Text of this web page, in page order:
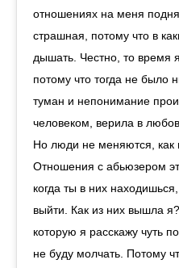
отношениях на меня
страшная, потому что в
дышать. Честно, то время
потому что тогда не было
туман и непонимание
человеком, верила в
Но люди не меняются, как
Отношения с абьюзером
когда ты в них
выйти. Как из них вышла
которую я расскажу чуть
не буду молчать. Потому